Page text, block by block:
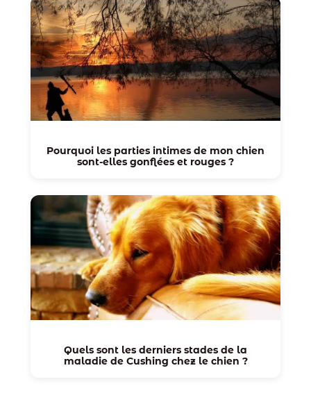
Pourquoi les parties intimes de mon chien
sont-elles gonflées et rouges ?
Quels sont les derniers stades de la
maladie de Cushing chez le chien ?